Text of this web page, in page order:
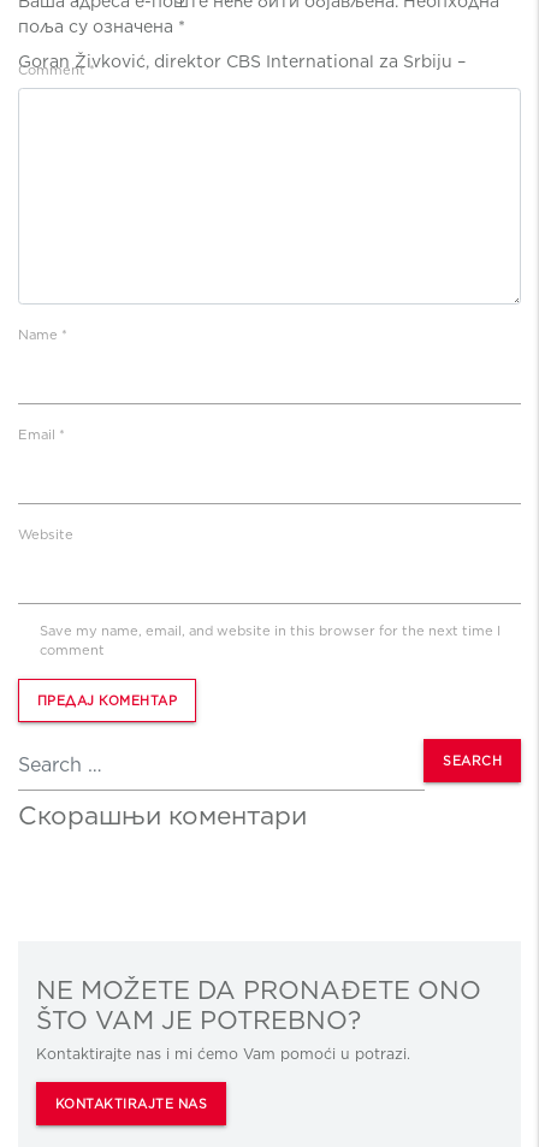
Goran Živković, direktor CBS International za Srbiju –
поља су означена *
Comment*
Name *
Email *
Website
Save my name, email, and website in this browser for the next time I
comment
Скорашњи коментари
NE MOŽETE DA PRONAĐETE ONO
ŠTO VAM JE POTREBNO?
Kontaktirajte nas i mi ćemo Vam pomoći u potrazi.
KONTAKTIRAJTE NAS